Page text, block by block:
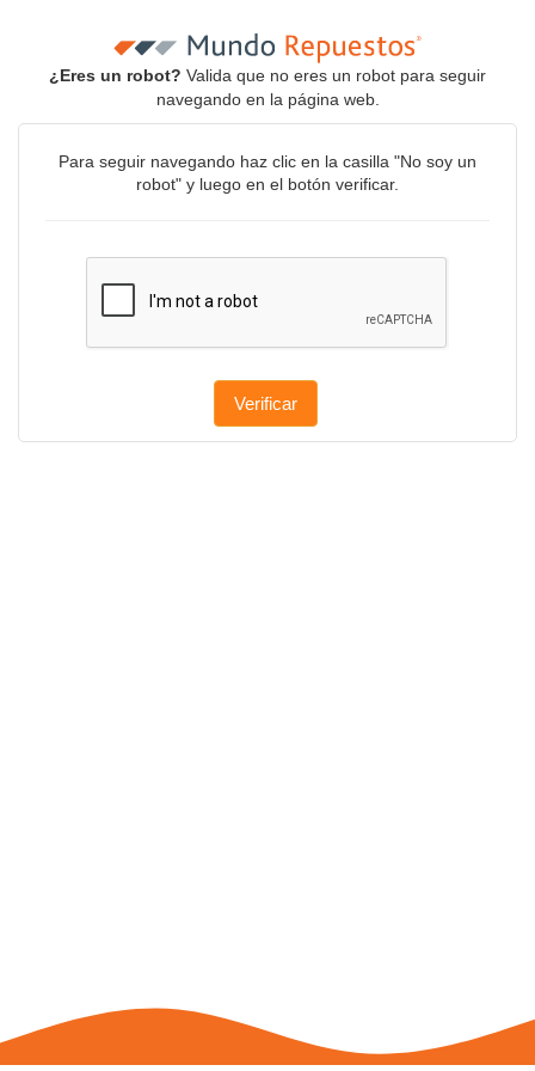
¿Eres un robot? Valida que no eres un robot para seguir
navegando en la página web.
Para seguir navegando haz clic en la casilla "No soy un
robot" y luego en el botón verificar.
Verificar